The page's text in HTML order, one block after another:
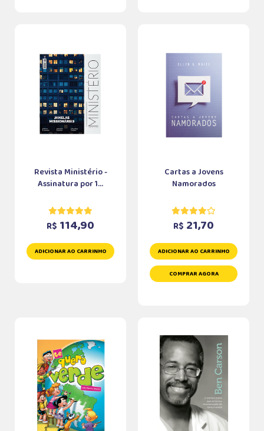
Revista Ministério -
Assinatura por 1...
R$ 114,90
ADICIONAR AO CARRINHO
Cartas a Jovens
Namorados
R$ 21,70
ADICIONAR AO CARRINHO
COMPRAR AGORA